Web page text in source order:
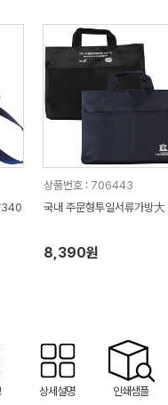
상품번호 : 706443
국내 주문형투일서류가방大
8,390원
상세설명 인쇄샘플